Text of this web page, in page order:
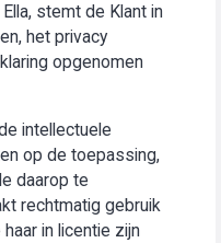
stemt de Klant in
het privacy
opgenomen
intellectuele
op de toepassing,
daarop te
rechtmatig gebruik
in licentie zijn